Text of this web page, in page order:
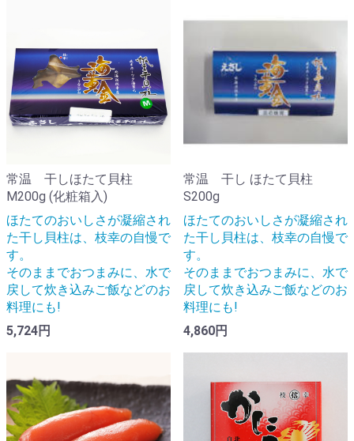
常温 干しほたて貝柱
M200g (化粧箱入)
ほたてのおいしさが凝縮され
た干し貝柱は、枝幸の自慢で
す。
そのままでおつまみに、水で
戻して炊き込みご飯などのお
料理にも!
5,724円
常温 干し ほたて貝柱
S200g
ほたてのおいしさが凝縮され
た干し貝柱は、枝幸の自慢で
す。
そのままでおつまみに、水で
戻して炊き込みご飯などのお
料理にも!
4,860円